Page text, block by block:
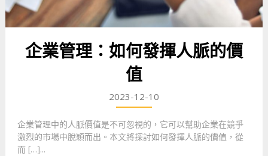
企業管理：如何發揮人脈的價
值
2023-12-10
企業管理中的人脈價值是不可忽視的，它可以幫助企業在競爭
激烈的市場中脫穎而出。本文將探討如何發揮人脈的價值，從
而 […]...